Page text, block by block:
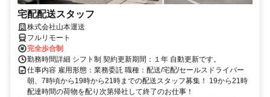
宅配配送スタッフ
株式会社山本運送
フルリモート
完全歩合制
勤務時間詳細 シフト制 契約更新期間：１年 自動更新です。
仕事内容 雇用形態：業務委託 職種：配送/宅配/セールスドライバー
朝、7時頃から19時から21時までの配送スタッフ募集！ 19から21時
配達時間の荷物を配り次第帰社して終了のお仕事！